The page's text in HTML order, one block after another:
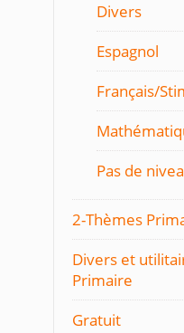
Divers
Espagnol
Français/
Pas de
2-Thèmes
Divers et
Primaire
Gratuit